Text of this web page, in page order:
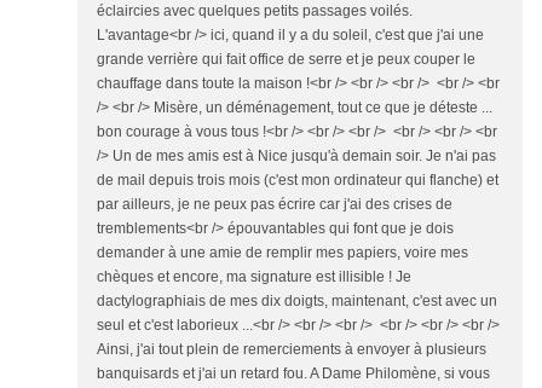
éclaircies avec quelques petits passages voilés.
L'avantage<br /> ici, quand il y a du soleil, c'est que j'ai une
grande verrière qui fait office de serre et je peux couper le
chauffage dans toute la maison !<br /> <br /> <br /> <br /> <br
/> <br /> Misère, un déménagement, tout ce que je déteste ...
bon courage à vous tous !<br /> <br /> <br /> <br /> <br /> <br
/> Un de mes amis est à Nice jusqu'à demain soir. Je n'ai pas
de mail depuis trois mois (c'est mon ordinateur qui flanche) et
par ailleurs, je ne peux pas écrire car j'ai des crises de
tremblements<br /> épouvantables qui font que je dois
demander à une amie de remplir mes papiers, voire mes
chèques et encore, ma signature est illisible ! Je
dactylographiais de mes dix doigts, maintenant, c'est avec un
seul et c'est laborieux ...<br /> <br /> <br /> <br /> <br /> <br />
Ainsi, j'ai tout plein de remerciements à envoyer à plusieurs
banquisards et j'ai un retard fou. A Dame Philomène, si vous